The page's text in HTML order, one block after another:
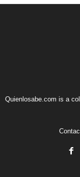
Quienlosabe.com is a